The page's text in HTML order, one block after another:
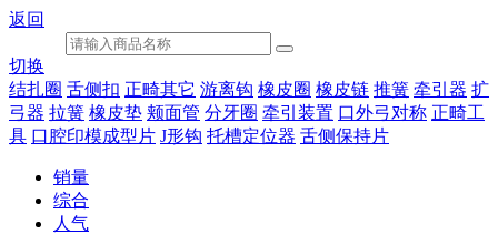
返回
切换
结扎圈 舌侧扣 正畸其它 游离钩 橡皮圈 橡皮链 推簧 牵引器 扩
弓器 拉簧 橡皮垫 颊面管 分牙圈 牵引装置 口外弓对称 正畸工
具 口腔印模成型片 J形钩 托槽定位器 舌侧保持片
销量
综合
人气